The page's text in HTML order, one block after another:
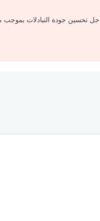
تحسين جودة التبادلات بموجب